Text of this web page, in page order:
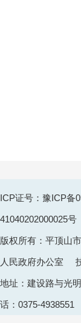
ICP证号：豫ICP备
41040202000025号
版权所有：平顶山
人民政府办公室
地址：建设路与光
话：0375-4938551